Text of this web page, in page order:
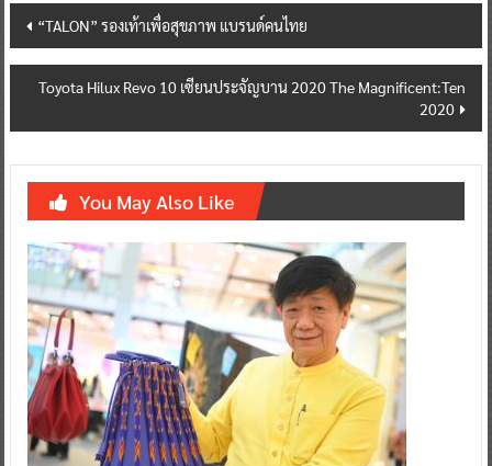
Post
navigation
“TALON” รองเท้าเพื่อสุขภาพ แบรนด์คนไทย
Toyota Hilux Revo 10 เซียนประจัญบาน 2020 The Magnificent:Ten
2020
You May Also Like